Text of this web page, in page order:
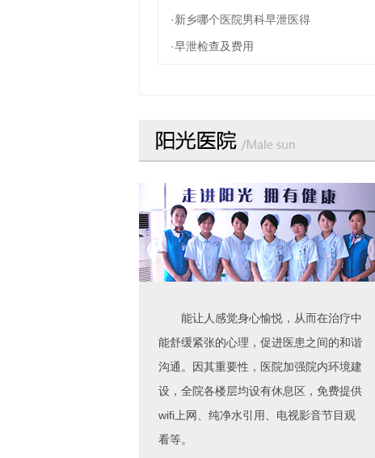
·新乡哪个医院男科早泄医得
·早泄检查及费用
能让人感觉身心愉悦，从而在治疗中
能舒缓紧张的心理，促进医患之间的和谐
沟通。因其重要性，医院加强院内环境建
设，全院各楼层均设有休息区，免费提供
wifi上网、纯净水引用、电视影音节目观
看等。